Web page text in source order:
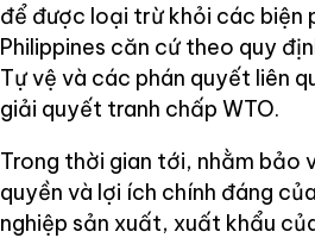
để được loại trừ khỏi các biện
Philippines căn cứ theo quy
Tự vệ và các phán quyết liên
giải quyết tranh chấp WTO.
Trong thời gian tới, nhằm bảo
quyền và lợi ích chính đáng
nghiệp sản xuất, xuất khẩu